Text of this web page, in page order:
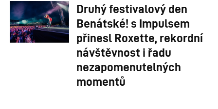
Druhý festivalový den
Benátské! s Impulsem
přinesl Roxette, rekordní
návštěvnost i řadu
nezapomenutelných
momentů